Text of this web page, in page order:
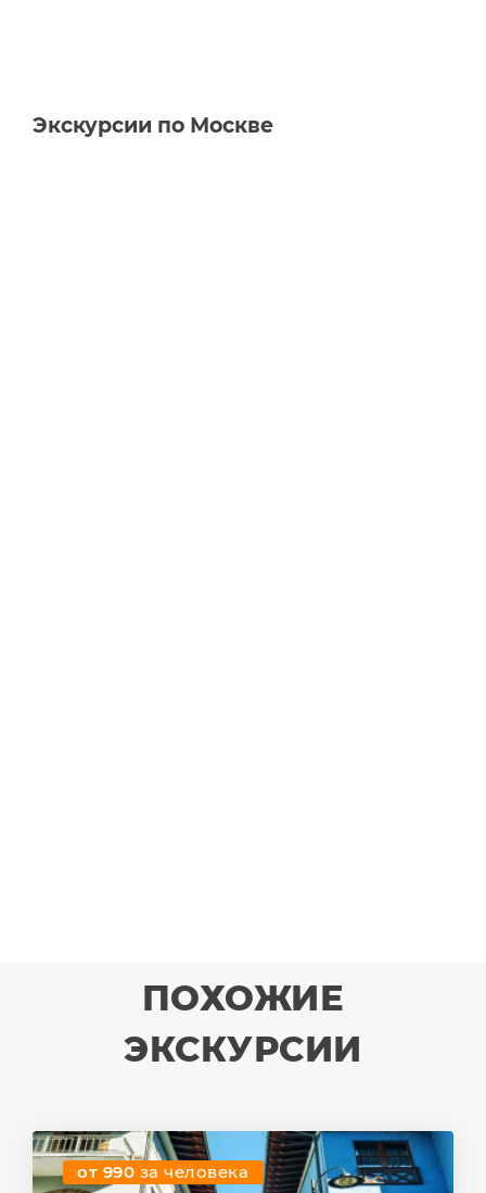
Экскурсии по Москве
ПОХОЖИЕ
ЭКСКУРСИИ
от 990 за человека